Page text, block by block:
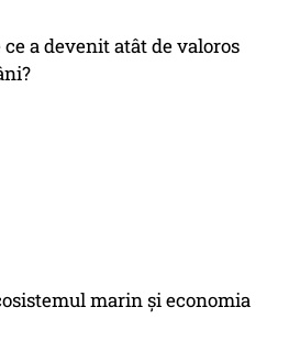
a devenit atât de valoros
marin și economia